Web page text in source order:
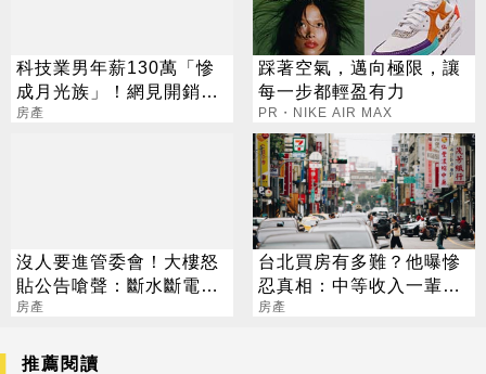
科技業男年薪130萬「慘
成月光族」！網見開銷
嘆：很正常
房產
踩著空氣，邁向極限，讓
每一步都輕盈有力
PR・NIKE AIR MAX
沒人要進管委會！大樓怒
貼公告嗆聲：斷水斷電請
自理
房產
台北買房有多難？他曝慘
忍真相：中等收入一輩子
也買不起
房產
推薦閱讀